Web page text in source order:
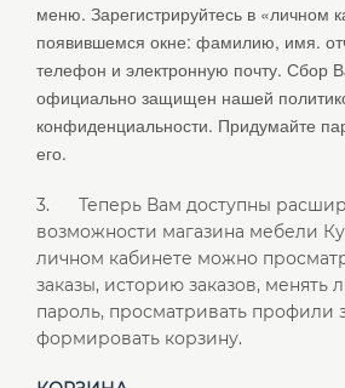
меню. Зарегистрируйтесь в «личном
появившемся окне: фамилию, имя.
телефон и электронную почту. Сбор
официально защищен нашей
конфиденциальности. Придумайте
его.
3. Теперь Вам доступны
возможности магазина мебели
личном кабинете можно
заказы, историю заказов, менять
пароль, просматривать профили
формировать корзину.